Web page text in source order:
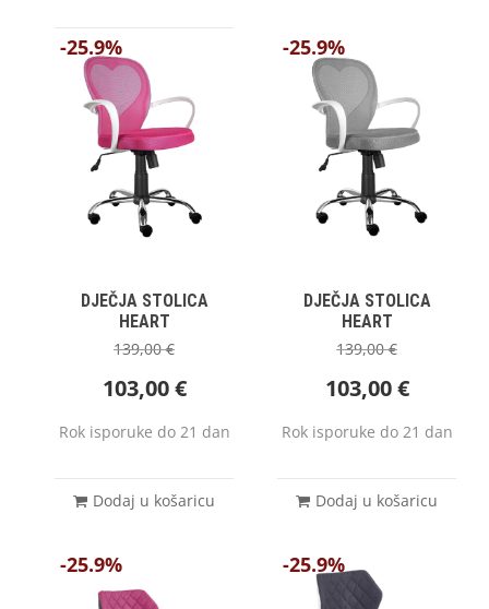
-25.9%
DJEČJA STOLICA
HEART
139,00€
103,00€
Rok isporuke do 21 dan
Dodaj u košaricu
-25.9%
DJEČJA STOLICA
HEART
139,00€
103,00€
Rok isporuke do 21 dan
Dodaj u košaricu
-25.9% -25.9%